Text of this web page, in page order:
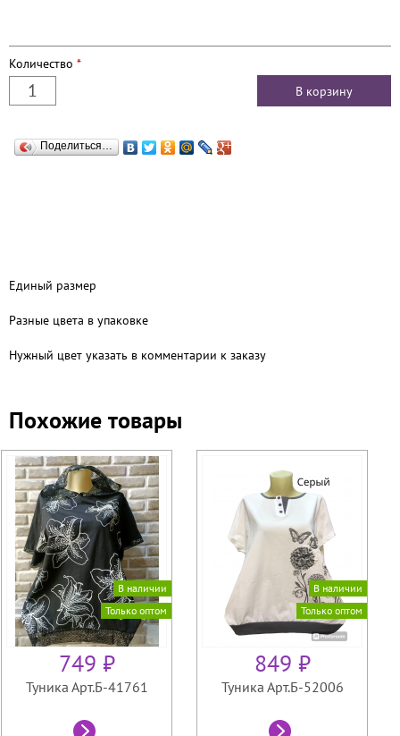
Количество *
Поделиться…
Единый размер
Разные цвета в упаковке
Нужный цвет указать в комментарии к заказу
Похожие товары
В наличии
Только оптом
749 ₽
Туника Арт.Б-41761
В наличии
Только оптом
849 ₽
Туника Арт.Б-52006